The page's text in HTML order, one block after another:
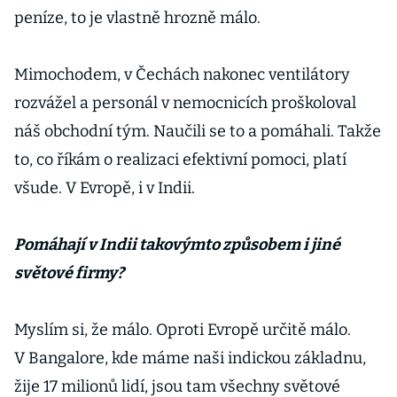
peníze, to je vlastně hrozně málo.
Mimochodem, v Čechách nakonec ventilátory
rozvážel a personál v nemocnicích proškoloval
náš obchodní tým. Naučili se to a pomáhali. Takže
to, co říkám o realizaci efektivní pomoci, platí
všude. V Evropě, i v Indii.
Pomáhají v Indii takovýmto způsobem i jiné
světové firmy?
Myslím si, že málo. Oproti Evropě určitě málo.
V Bangalore, kde máme naši indickou základnu,
žije 17 milionů lidí, jsou tam všechny světové